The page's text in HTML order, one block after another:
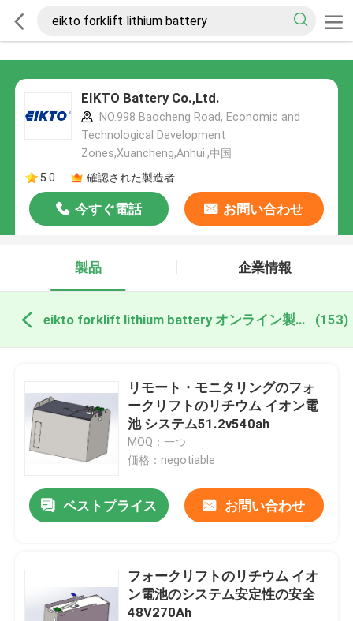
EIKTO Battery Co.,Ltd.
NO.998 Baocheng Road, Economic and
Technological Development
Zones,Xuancheng,Anhui.,中国
5.0
確認された製造者
今すぐ電話 お問い合わせ
製品 企業情報
eikto forklift lithium battery オンライン製造 (153)
リモート・モニタリングのフォ
ークリフトのリチウム イオン電
池 システム51.2v540ah
MOQ：一つ
価格：negotiable
ベストプライス お問い合わせ
フォークリフトのリチウム イオ
ン電池のシステム安定性の安全
48V270Ah